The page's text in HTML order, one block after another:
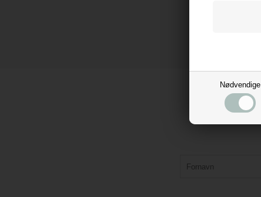
Nødvendige